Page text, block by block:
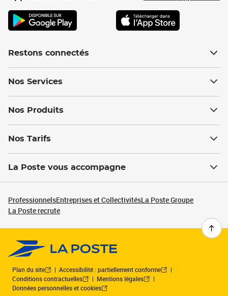
Restons connectés
Nos Services
Nos Produits
Nos Tarifs
La Poste vous accompagne
ProfessionnelsEntreprises et CollectivitésLa Poste Groupe
La Poste recrute
Plan du site
Accessibilité : partiellement conforme
Conditions contractuelles
Mentions légales
Données personnelles et cookies